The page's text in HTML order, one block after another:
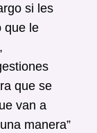
si les
que le
que se
van a
manera”